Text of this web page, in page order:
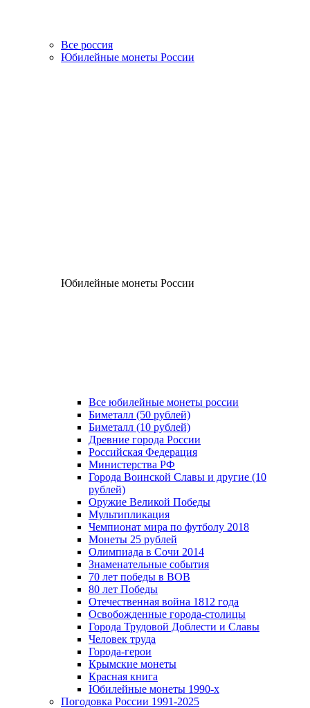
Все россия
Юбилейные монеты России
Юбилейные монеты России
Все юбилейные монеты россии
Биметалл (50 рублей)
Биметалл (10 рублей)
Древние города России
Российская Федерация
Министерства РФ
Города Воинской Славы и другие (10
рублей)
Оружие Великой Победы
Мультипликация
Чемпионат мира по футболу 2018
Монеты 25 рублей
Олимпиада в Сочи 2014
Знаменательные события
70 лет победы в ВОВ
80 лет Победы
Отечественная война 1812 года
Освобожденные города-столицы
Города Трудовой Доблести и Славы
Человек труда
Города-герои
Крымские монеты
Красная книга
Юбилейные монеты 1990-х
Погодовка России 1991-2025